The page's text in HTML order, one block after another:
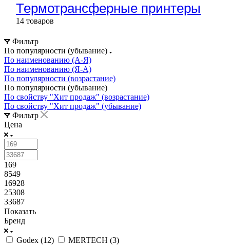
Термотрансферные принтеры
14 товаров
Фильтр
По популярности (убывание)
По наименованию (А-Я)
По наименованию (Я-А)
По популярности (возрастание)
По популярности (убывание)
По свойству "Хит продаж" (возрастание)
По свойству "Хит продаж" (убывание)
Фильтр
Цена
169
8549
16928
25308
33687
Показать
Бренд
Godex (12) MERTECH (3)